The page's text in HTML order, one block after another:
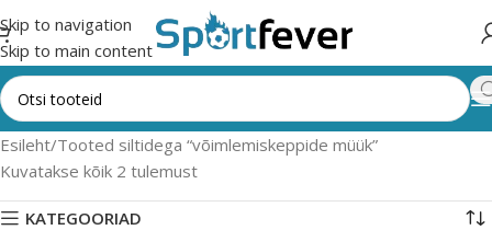
Skip to navigation
Skip to main content
Esileht Tooted siltidega “võimlemiskeppide müük”
Kuvatakse kõik 2 tulemust
KATEGOORIAD